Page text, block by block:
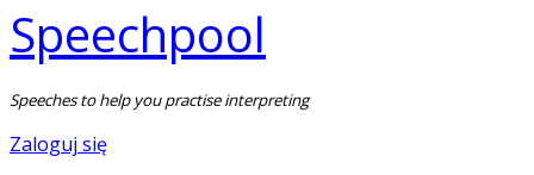
Speechpool
Speeches to help you practise interpreting
Zaloguj się